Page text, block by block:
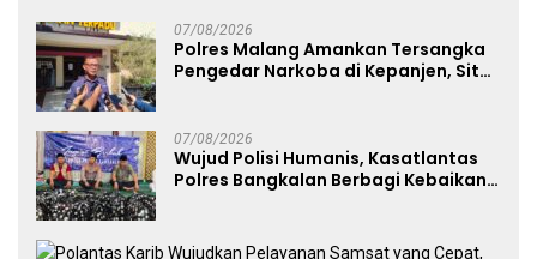
07/08/2026
Polres Malang Amankan Tersangka
Pengedar Narkoba di Kepanjen, Sita
07/08/2026
Wujud Polisi Humanis, Kasatlantas
Polres Bangkalan Berbagi Kebaikan